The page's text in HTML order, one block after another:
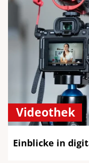
Videothek
Einblicke in